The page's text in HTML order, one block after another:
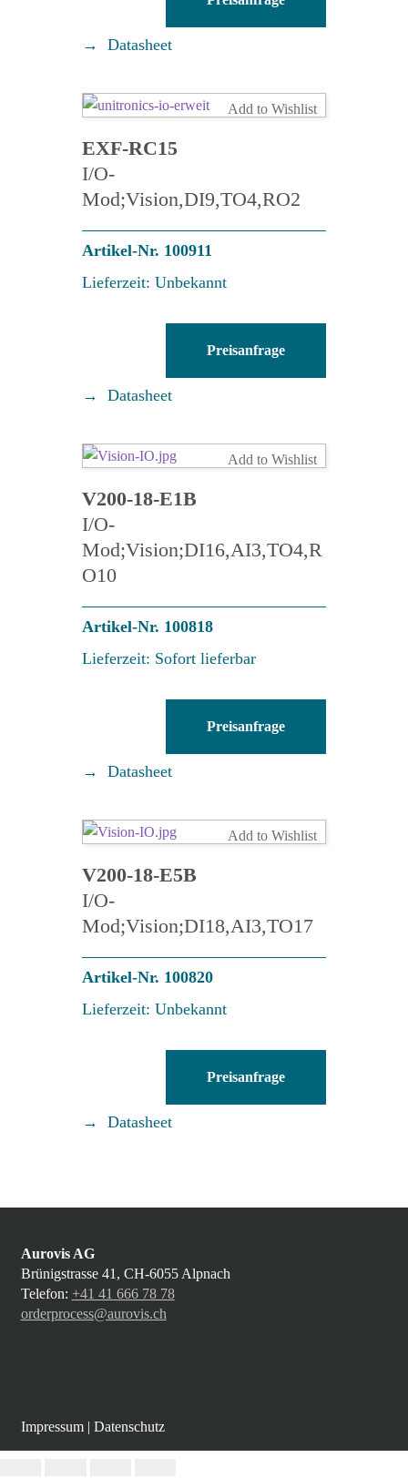
Menge
Datasheet
Add to Wishlist
EXF-RC15
I/O-
Mod;Vision,DI9,TO4,RO2
Artikel-Nr. 100911
Lieferzeit: Unbekannt
Menge
Preisanfrage
Datasheet
Add to Wishlist
V200-18-E1B
I/O-
Mod;Vision;DI16,AI3,TO4,R
O10
Artikel-Nr. 100818
Lieferzeit: Sofort lieferbar
E1B
Menge
Preisanfrage
Datasheet
Add to Wishlist
V200-18-E5B
I/O-
Mod;Vision;DI18,AI3,TO17
Artikel-Nr. 100820
Lieferzeit: Unbekannt
E5B
Menge
Preisanfrage
Datasheet
Aurovis AG
Brünigstrasse 41, CH-6055 Alpnach
Telefon: +41 41 666 78 78
orderprocess@aurovis.ch
Impressum| Datenschutz